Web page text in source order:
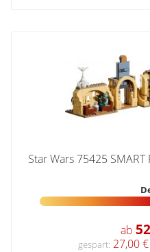
Star Wars 75425
ab
gespart: 27,00